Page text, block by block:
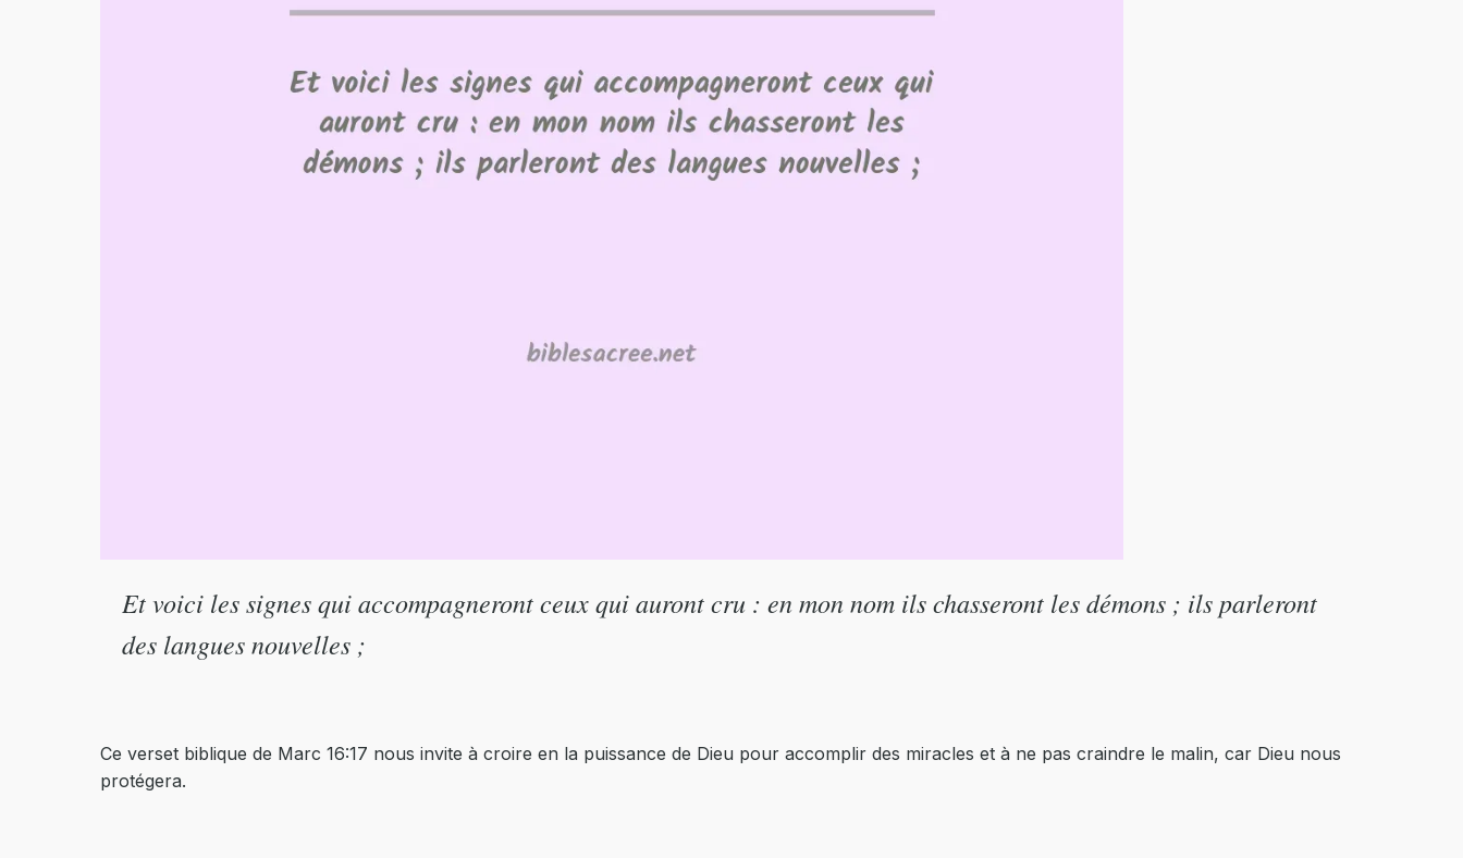
Et voici les signes qui accompagneront ceux qui auront cru : en mon nom ils chasseront les démons ; ils parleront
des langues nouvelles ;
Ce verset biblique de Marc 16:17 nous invite à croire en la puissance de Dieu pour accomplir des miracles et à ne pas craindre le malin, car Dieu nous
protégera.